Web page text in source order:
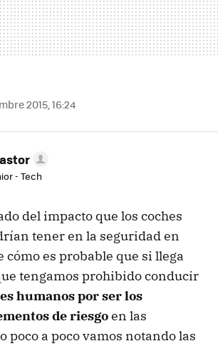
2015, 16:24
- Tech
del impacto que los coches
tener en la seguridad en
cómo es probable que si llega
tengamos prohibido conducir
humanos por ser los
de riesgoen las
poco a poco vamos notando las